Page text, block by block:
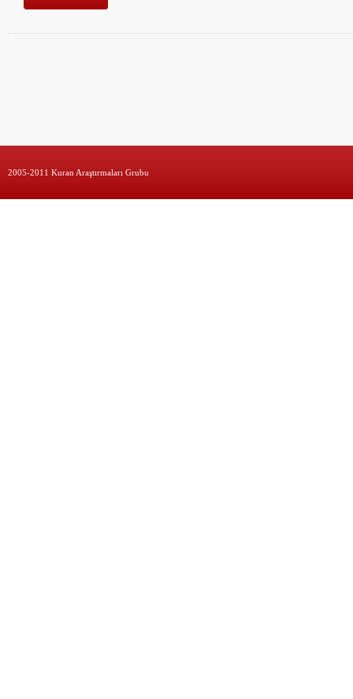
2005-2011 Kuran Araştırmaları Grubu